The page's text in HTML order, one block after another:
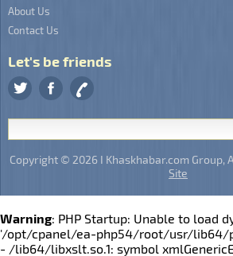
About Us
Contact Us
Let's be friends
Copyright © 2026 I Khaskhabar.com Group,
Site
Warning: PHP Startup: Unable to load
'/opt/cpanel/ea-php54/root/usr/lib64/
- /lib64/libxslt.so.1: symbol